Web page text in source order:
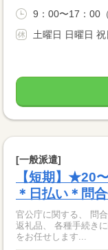
9：00〜17：00
土曜日 日曜日 祝
[一般派遣]
【短期】★20
＊日払い＊問
官公庁に関する、 問合せ受
返礼品、 各種手続き
をお任せします...